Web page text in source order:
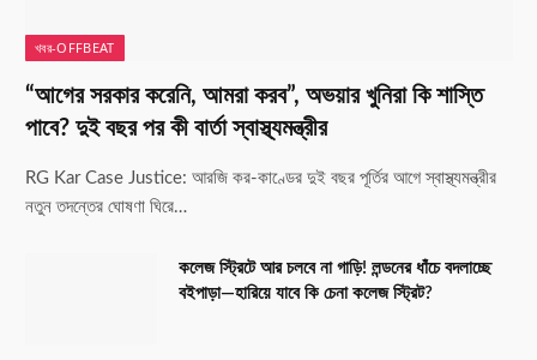
খবর-OFFBEAT
“আগের সরকার করেনি, আমরা করব”, অভয়ার খুনিরা কি শাস্তি
পাবে? দুই বছর পর কী বার্তা স্বাস্থ্যমন্ত্রীর
RG Kar Case Justice: আরজি কর-কাণ্ডের দুই বছর পূর্তির আগে স্বাস্থ্যমন্ত্রীর
নতুন তদন্তের ঘোষণা ঘিরে…
কলেজ স্ট্রিটে আর চলবে না গাড়ি! লন্ডনের ধাঁচে বদলাচ্ছে
বইপাড়া—হারিয়ে যাবে কি চেনা কলেজ স্ট্রিট?